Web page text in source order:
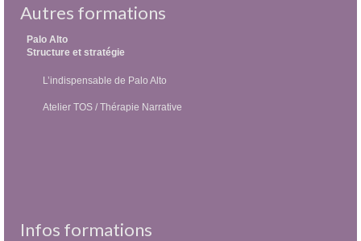
Autres formations
Palo Alto
Structure et stratégie
L’indispensable de Palo Alto
Atelier TOS / Thérapie Narrative
Infos formations